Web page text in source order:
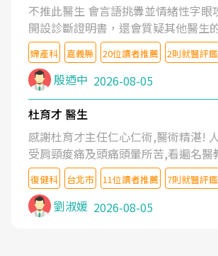
不推此醫生 會言語挑釁並情緒性字眼
開設診斷證明書，還會質疑其他醫生
婦產科 嘉義縣 20位讀者推薦 2則就醫評鑑
殷迺中 2026-08-05
杜育才 醫生
感謝杜育才主任仁心仁術,醫術精湛!
受肩頸痠痛及頭痛頭暈所苦,看遍名醫
檢查,也嘗試過西醫打針,中醫針灸及物
沒有用,後來連吃到嗎啡類止痛藥都效
症狀,沒多久就痛起來,多年失眠嚴重影
台灣親友介紹忠孝醫院杜育才主任是
復健科 台北市 11位讀者推薦 7則就醫評鑑
劉淑媛 2026-08-05